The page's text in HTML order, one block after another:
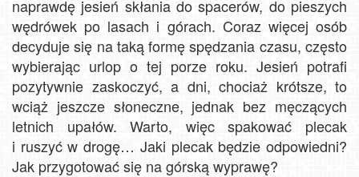
naprawdę jesień skłania do spacerów, do pieszych
wędrówek po lasach i górach. Coraz więcej osób
decyduje się na taką formę spędzania czasu, często
wybierając urlop o tej porze roku. Jesień potrafi
pozytywnie zaskoczyć, a dni, chociaż krótsze, to
wciąż jeszcze słoneczne, jednak bez męczących
letnich upałów. Warto, więc spakować plecak
i ruszyć w drogę… Jaki plecak będzie odpowiedni?
Jak przygotować się na górską wyprawę?